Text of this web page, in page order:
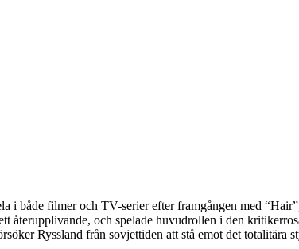
i både filmer och TV-serier efter framgången med
återupplivande, och spelade huvudrollen i den
Ryssland från sovjettiden att stå emot det totalitära